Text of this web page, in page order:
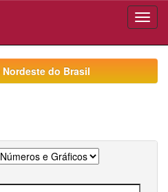
Nordeste do Brasil